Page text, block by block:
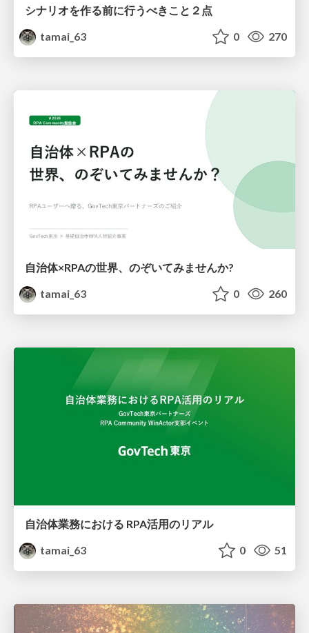
シナリオを作る前に行うべきこと２点
tamai_63
0 270
自治体×RPAの世界、のぞいてみませんか?
tamai_63
0 260
自治体業務における RPA活用のリアル
tamai_63
0 51